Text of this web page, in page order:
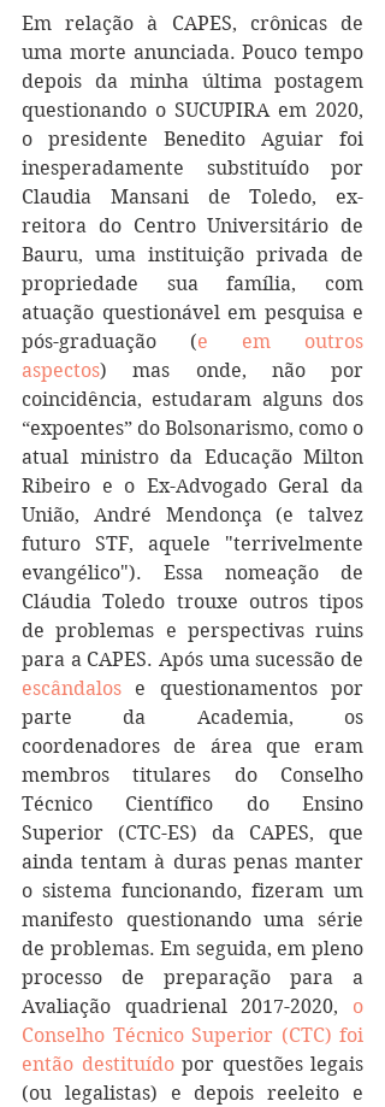
Em relação à CAPES, crônicas de
uma morte anunciada. Pouco tempo
depois da minha última postagem
questionando o SUCUPIRA em 2020,
o presidente Benedito Aguiar foi
inesperadamente substituído por
Claudia Mansani de Toledo, ex-
reitora do Centro Universitário de
Bauru, uma instituição privada de
propriedade sua família, com
atuação questionável em pesquisa e
pós-graduação (e em outros
aspectos) mas onde, não por
coincidência, estudaram alguns dos
“expoentes” do Bolsonarismo, como o
atual ministro da Educação Milton
Ribeiro e o Ex-Advogado Geral da
União, André Mendonça (e talvez
futuro STF, aquele "terrivelmente
evangélico"). Essa nomeação de
Cláudia Toledo trouxe outros tipos
de problemas e perspectivas ruins
escândalos e questionamentos por
parte da Academia, os
coordenadores de área que eram
membros titulares do Conselho
Técnico Científico do Ensino
Superior (CTC-ES) da CAPES, que
ainda tentam à duras penas manter
o sistema funcionando, fizeram um
manifesto questionando uma série
de problemas. Em seguida, em pleno
processo de preparação para a
Avaliação quadrienal 2017-2020, o
Conselho Técnico Superior (CTC) foi
então destituído por questões legais
(ou legalistas) e depois reeleito e